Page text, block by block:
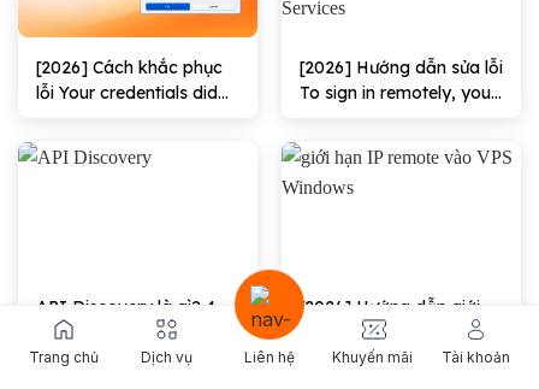
[2026] Cách khắc phục
lỗi Your credentials did
[2026] Hướng dẫn sửa lỗi
To sign in remotely, you
through Remote
Desktop Services hiệu
quả
API Discovery là gì? 4
Phương pháp & Quy trình
triển khai
[2026] Hướng dẫn giới
hạn IP Remote vào VPS
Windows Hiệu quả
Trang chủ Dịch vụ Liên hệ Khuyến mãi Tài khoản